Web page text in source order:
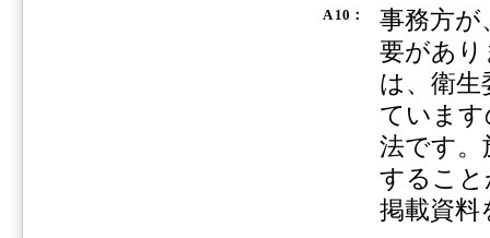
A 10：
事務方が
要があり
は、衛生
ていま
法です。
すること
掲載資料